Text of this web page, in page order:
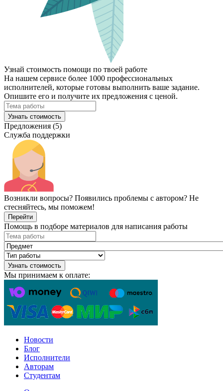
Узнай стоимость помощи по твоей работе
На нашем сервисе более 1000 профессиональных
исполнителей, которые готовы выполнить ваше задание.
Опишите его и получите их предложения с ценой.
Узнать стоимость
Предложения (5)
Служба поддержки
Возникли вопросы? Появились проблемы с автором? Не
стесняйтесь, мы поможем!
Перейти
Помощь в подборе материалов для написания работы
Узнать стоимость
Мы принимаем к оплате:
Новости
Блог
Исполнители
Авторам
Студентам